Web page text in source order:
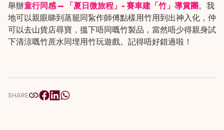
舉辦童行同感 — 「夏日微旅程」- 賽車建「竹」 導賞團。我
地可以親眼睇到蒸籠同紥作師傅點樣用竹用到出神入化，仲
可以去山貨店尋寶，搵下唔同嘅竹製品，當然唔少得親身試
下清涼嘅竹蔗水同埋用竹玩遊戲。記得唔好錯過啦！
SHARE